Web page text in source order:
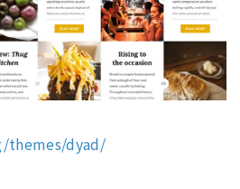
themes/dyad/